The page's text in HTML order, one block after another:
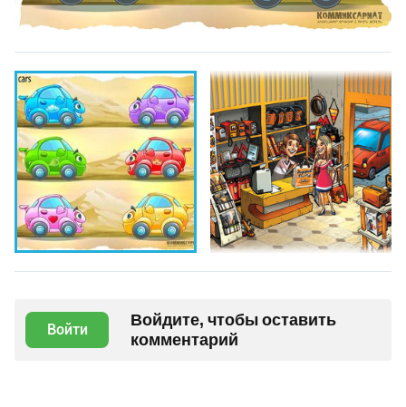
Войти
Войдите, чтобы оставить
комментарий